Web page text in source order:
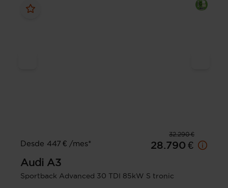
32.290 €
Desde 447 € /mes*
28.790 €
Audi A3
Sportback Advanced 30 TDI 85kW S tronic